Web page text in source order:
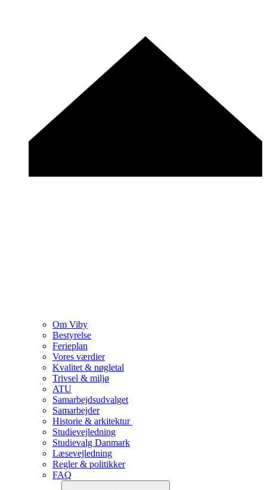
Om Viby
Bestyrelse
Ferieplan
Vores værdier
Kvalitet & nøgletal
Trivsel & miljø
ATU
Samarbejdsudvalget
Samarbejder
Historie & arkitektur
Studievejledning
Studievalg Danmark
Læsevejledning
Regler & politikker
FAQ